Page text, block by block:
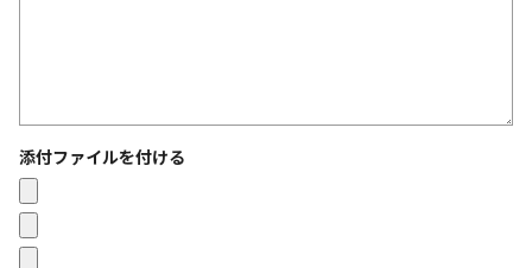
添付ファイルを付ける